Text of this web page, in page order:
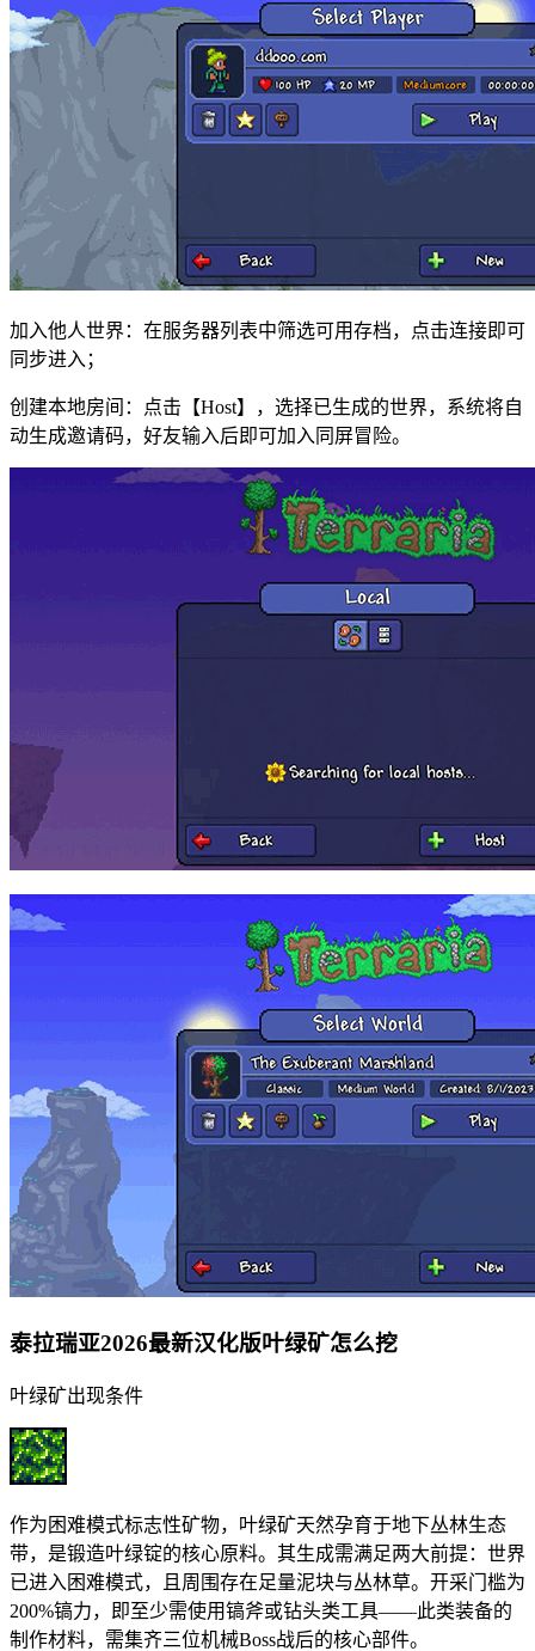
加入他人世界：在服务器列表中筛选可用存档，点击连接即可
同步进入；
创建本地房间：点击【Host】，选择已生成的世界，系统将自
动生成邀请码，好友输入后即可加入同屏冒险。
泰拉瑞亚2026最新汉化版叶绿矿怎么挖
叶绿矿出现条件
作为困难模式标志性矿物，叶绿矿天然孕育于地下丛林生态
带，是锻造叶绿锭的核心原料。其生成需满足两大前提：世界
已进入困难模式，且周围存在足量泥块与丛林草。开采门槛为
200%镐力，即至少需使用镐斧或钻头类工具——此类装备的
制作材料，需集齐三位机械Boss战后的核心部件。